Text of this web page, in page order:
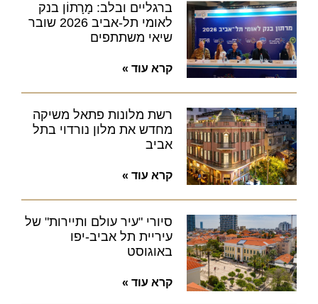
ברגליים ובלב: מָרָתוֹן בנק
לאומי תל-אביב 2026 שובר
שיאי משתתפים
קרא עוד »
רשת מלונות פתאל משיקה
מחדש את מלון נורדוי בתל
אביב
קרא עוד »
סיורי "עיר עולם ותיירות" של
עיריית תל אביב-יפו
באוגוסט
קרא עוד »